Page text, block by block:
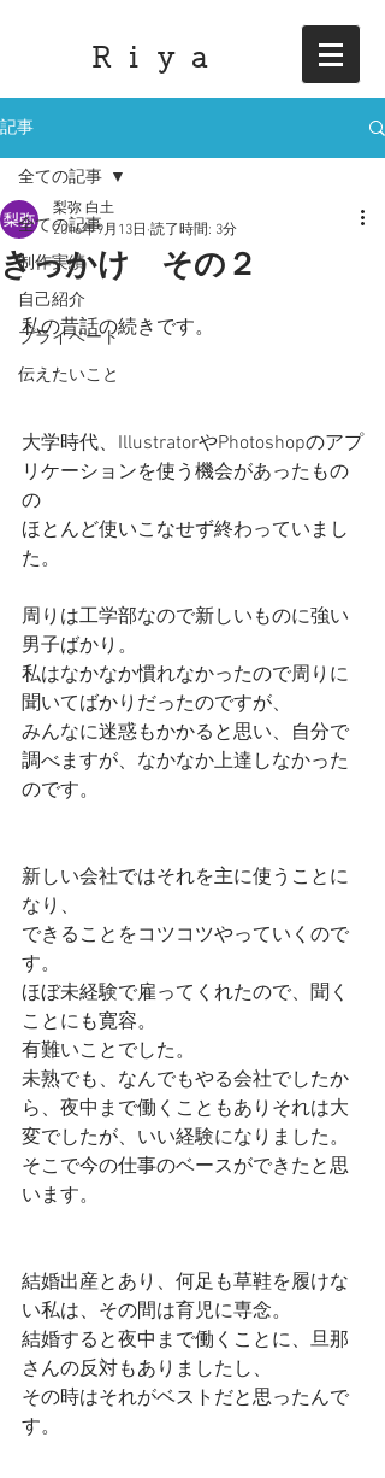
R i y a
記事
全ての記事
制作実績
自己紹介
プライベート
伝えたいこと
全ての記事
きっかけ その２
梨弥 白土
2016年9月13日 読了時間: 3分
私の昔話の続きです。
大学時代、IllustratorやPhotoshopのアプ
リケーションを使う機会があったもの
の
ほとんど使いこなせず終わっていまし
た。
周りは工学部なので新しいものに強い
男子ばかり。
私はなかなか慣れなかったので周りに
聞いてばかりだったのですが、
みんなに迷惑もかかると思い、自分で
調べますが、なかなか上達しなかった
のです。
新しい会社ではそれを主に使うことに
なり、
できることをコツコツやっていくので
す。
ほぼ未経験で雇ってくれたので、聞く
ことにも寛容。
有難いことでした。
未熟でも、なんでもやる会社でしたか
ら、夜中まで働くこともありそれは大
変でしたが、いい経験になりました。
そこで今の仕事のベースができたと思
います。
結婚出産とあり、何足も草鞋を履けな
い私は、その間は育児に専念。
結婚すると夜中まで働くことに、旦那
さんの反対もありましたし、
その時はそれがベストだと思ったんで
す。